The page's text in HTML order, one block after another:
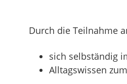
Durch die Teilnahme
sich selbständig
Alltagswissen